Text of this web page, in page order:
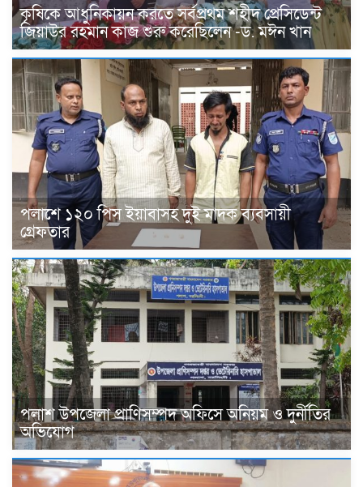
কৃষিকে আধুনিকায়ন করতে সর্বপ্রথম শহীদ প্রেসিডেন্ট
জিয়াউর রহমান কাজ শুরু করেছিলেন -ড. মঈন খান
পলাশে ১২০ পিস ইয়াবাসহ দুই মাদক ব্যবসায়ী
গ্রেফতার
পলাশ উপজেলা প্রাণিসম্পদ অফিসে অনিয়ম ও দুর্নীতির
অভিযোগ